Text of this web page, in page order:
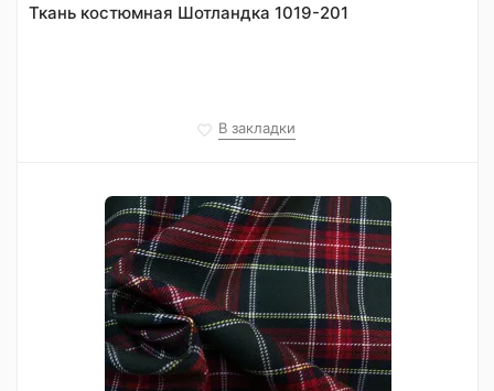
Ткань костюмная Шотландка 1019-201
В закладки